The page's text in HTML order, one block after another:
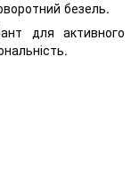
безель.
для активного